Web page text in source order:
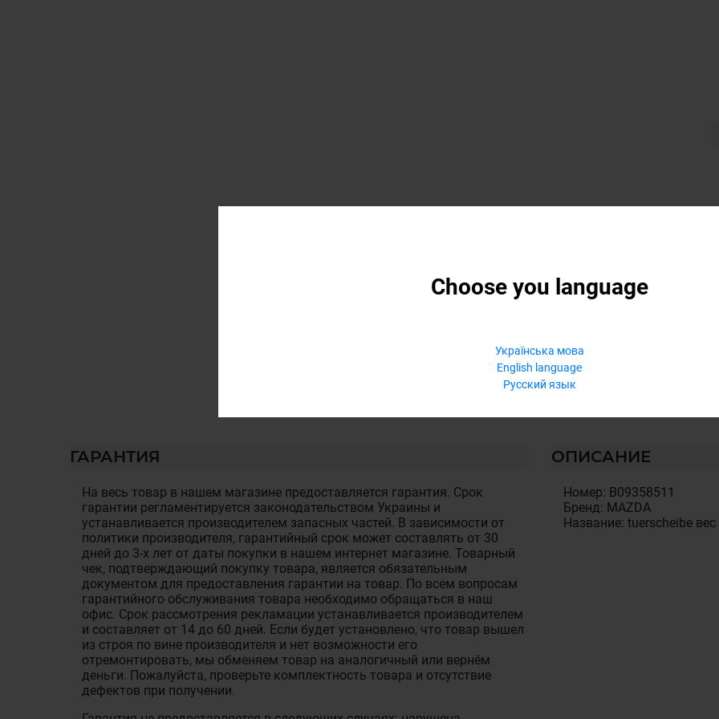
Choose you language
Українська мова
English language
Русский язык
ГАРАНТИЯ
На весь товар в нашем магазине предоставляется гарантия. Срок
гарантии регламентируется законодательством Украины и
устанавливается производителем запасных частей. В зависимости от
политики производителя, гарантийный срок может составлять от 30
дней до 3-х лет от даты покупки в нашем интернет магазине. Товарный
чек, подтверждающий покупку товара, является обязательным
документом для предоставления гарантии на товар. По всем вопросам
гарантийного обслуживания товара необходимо обращаться в наш
офис. Срок рассмотрения рекламации устанавливается производителем
и составляет от 14 до 60 дней. Если будет установлено, что товар вышел
из строя по вине производителя и нет возможности его
отремонтировать, мы обменяем товар на аналогичный или вернём
деньги. Пожалуйста, проверьте комплектность товара и отсутствие
дефектов при получении.
ОПИСАНИЕ
Номер: B09358511
Бренд: MAZDA
Название: tuerscheibe вес